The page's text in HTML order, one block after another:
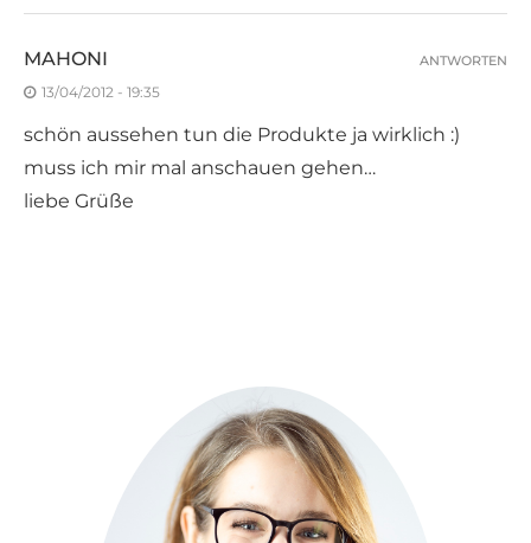
MAHONI
13/04/2012 - 19:35
schön aussehen tun die Produkte ja wirklich :)
muss ich mir mal anschauen gehen…
liebe Grüße
ANTWORTEN